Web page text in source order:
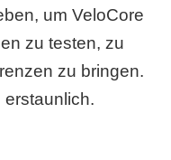
um VeloCore
zu testen, zu
zu bringen.